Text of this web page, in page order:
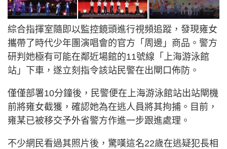
綜合指揮室隨即以監控鏡頭進行視頻追蹤，發現雍女
攜帶了時代少年團演唱會的官方「周邊」商品。警方
研判她極有可能在鄰近場館的11號線「上海游泳館
站」下車，遂立刻指令該站民警在出閘口佈防。
僅僅部署10分鐘後，民警便在上海游泳館站出站閘機
前將雍女截獲，確認她為在逃人員將其拘捕。目前，
雍某已被移交予外省警方作進一步跟進處理。
不少網民看過其照片後，驚嘆這名22歲在逃疑犯長相